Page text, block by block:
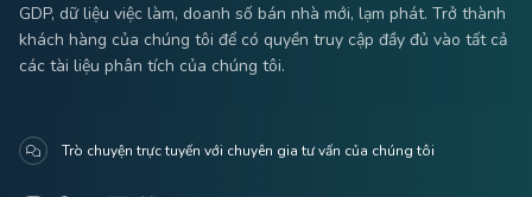
GDP, dữ liệu việc làm, doanh số bán nhà mới, lạm phát. Trở thành
khách hàng của chúng tôi để có quyền truy cập đầy đủ vào tất cả
các tài liệu phân tích của chúng tôi.
Trò chuyện trực tuyến với chuyên gia tư vấn của chúng tôi